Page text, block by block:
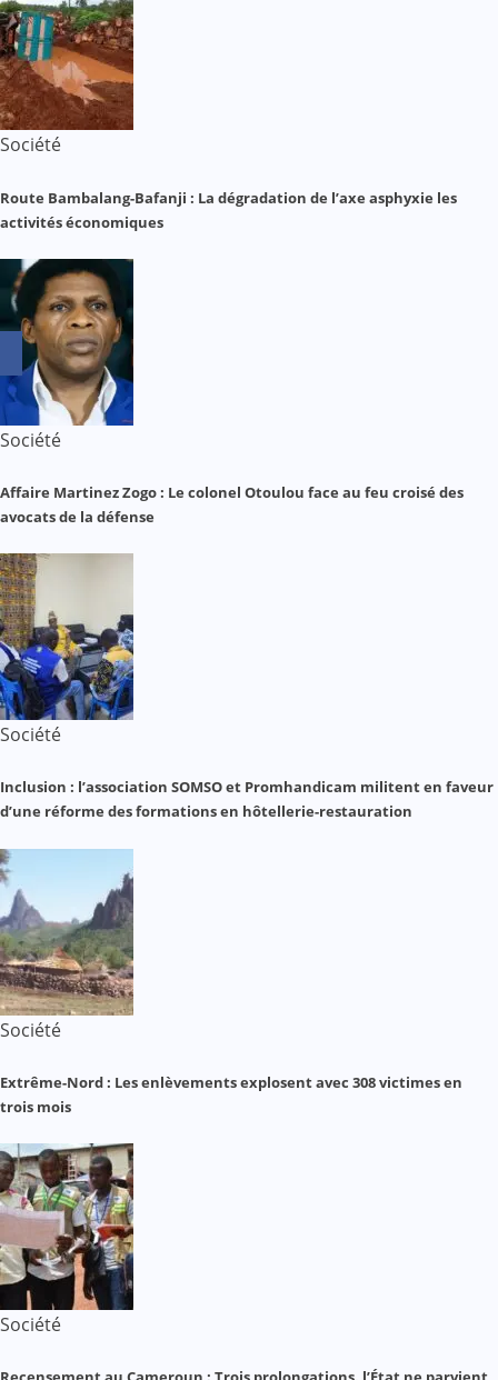
Société
Route Bambalang-Bafanji : La dégradation de l’axe asphyxie les
activités économiques
Société
Affaire Martinez Zogo : Le colonel Otoulou face au feu croisé des
avocats de la défense
Société
Inclusion : l’association SOMSO et Promhandicam militent en faveur
d’une réforme des formations en hôtellerie-restauration
Société
Extrême-Nord : Les enlèvements explosent avec 308 victimes en
trois mois
Société